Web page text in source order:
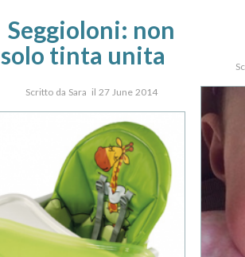
Seggioloni: non
solo tinta unita
Scritto da Sara il 27 June 2014